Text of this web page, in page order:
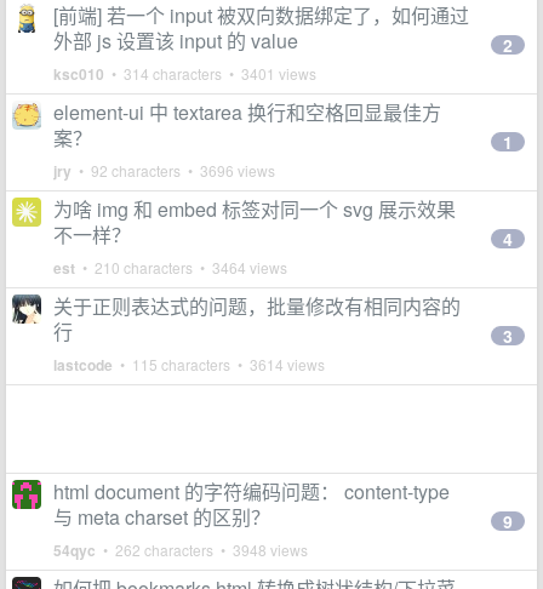
[前端] 若一个 input 被双向数据绑定了，如何通过
外部 js 设置该 input 的 value
ksc010 • 314 characters • 3401 views
2
element-ui 中 textarea 换行和空格回显最佳方
案？
jry • 92 characters • 3696 views
1
为啥 img 和 embed 标签对同一个 svg 展示效果
不一样？
est • 210 characters • 3464 views
4
关于正则表达式的问题，批量修改有相同内容的
行
lastcode • 115 characters • 3614 views
3
html document 的字符编码问题： content-type
与 meta charset 的区别？
54qyc • 262 characters • 3948 views
9